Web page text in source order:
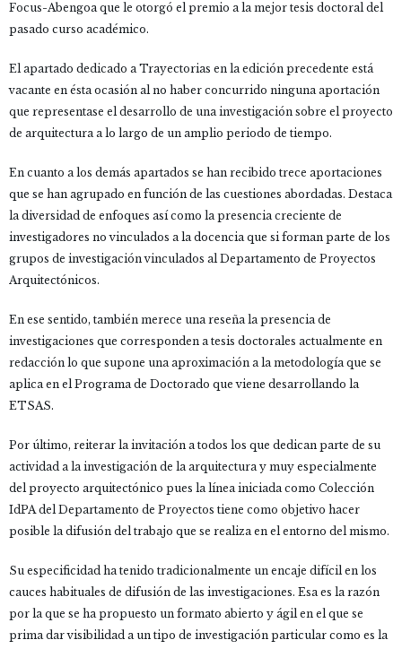
Focus-Abengoa que le otorgó el premio a la mejor tesis doctoral del
pasado curso académico.
El apartado dedicado a Trayectorias en la edición precedente está
vacante en ésta ocasión al no haber concurrido ninguna aportación
que representase el desarrollo de una investigación sobre el proyecto
de arquitectura a lo largo de un amplio periodo de tiempo.
En cuanto a los demás apartados se han recibido trece aportaciones
que se han agrupado en función de las cuestiones abordadas. Destaca
la diversidad de enfoques así como la presencia creciente de
investigadores no vinculados a la docencia que si forman parte de los
grupos de investigación vinculados al Departamento de Proyectos
Arquitectónicos.
En ese sentido, también merece una reseña la presencia de
investigaciones que corresponden a tesis doctorales actualmente en
redacción lo que supone una aproximación a la metodología que se
aplica en el Programa de Doctorado que viene desarrollando la
ETSAS.
Por último, reiterar la invitación a todos los que dedican parte de su
actividad a la investigación de la arquitectura y muy especialmente
del proyecto arquitectónico pues la línea iniciada como Colección
IdPA del Departamento de Proyectos tiene como objetivo hacer
posible la difusión del trabajo que se realiza en el entorno del mismo.
Su especificidad ha tenido tradicionalmente un encaje difícil en los
cauces habituales de difusión de las investigaciones. Esa es la razón
por la que se ha propuesto un formato abierto y ágil en el que se
prima dar visibilidad a un tipo de investigación particular como es la